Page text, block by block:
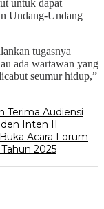
untuk dapat
Undang-Undang
tugasnya
ada wartawan yang
seumur hidup,”
Terima Audiensi
Inten II
Acara Forum
2025